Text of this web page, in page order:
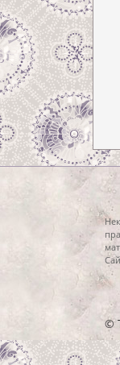
©